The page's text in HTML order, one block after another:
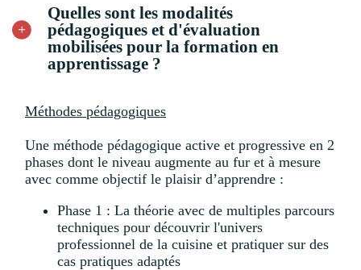
Quelles sont les modalités
pédagogiques et d'évaluation
mobilisées pour la formation en
apprentissage ?
Méthodes pédagogiques
Une méthode pédagogique active et progressive en 2
phases dont le niveau augmente au fur et à mesure
avec comme objectif le plaisir d’apprendre :
Phase 1 : La théorie avec de multiples parcours
techniques pour découvrir l'univers
professionnel de la cuisine et pratiquer sur des
cas pratiques adaptés